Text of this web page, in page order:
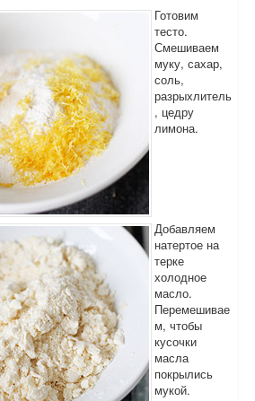
Готовим
тесто.
Смешиваем
муку, сахар,
соль,
разрыхлитель
, цедру
лимона.
Добавляем
натертое на
терке
холодное
масло.
Перемешивае
м, чтобы
кусочки
масла
покрылись
мукой.